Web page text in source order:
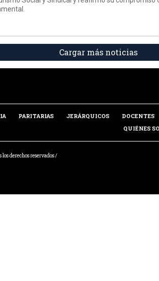
Cargar más noticias
PARITARIAS JERÁRQUICOS DOCENTES
QUIÉNES
los derechos reservados /